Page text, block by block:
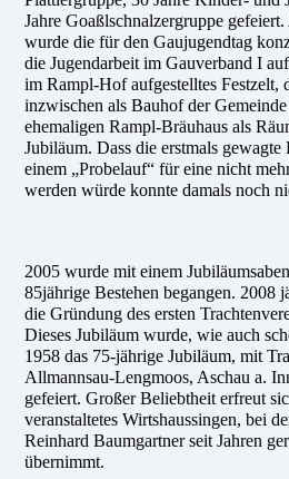
Jahre Goaßlschnalzergruppe
wurde die für den Gaujugendtag
die Jugendarbeit im Gauverband I
im Rampl-Hof aufgestelltes Festzelt,
inzwischen als Bauhof der
ehemaligen Rampl-Bräuhaus als
Jubiläum. Dass die erstmals
einem „Probelauf“ für eine nicht
werden würde konnte damals noch
2005 wurde mit einem
85jährige Bestehen begangen. 2008
die Gründung des ersten
Dieses Jubiläum wurde, wie auch
1958 das 75-jährige Jubiläum, mit
Allmannsau-Lengmoos, Aschau a.
gefeiert. Großer Beliebtheit erfreut
veranstaltetes Wirtshaussingen, bei
Reinhard Baumgartner seit Jahren
übernimmt.